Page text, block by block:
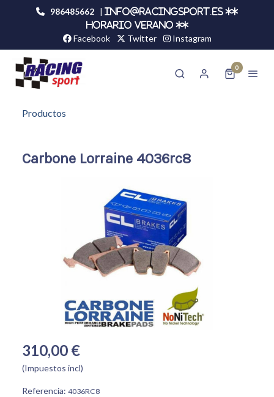
986485662 |
info@racingsport.es **
HORARIO VERANO **
Facebook Twitter Instagram
0
Productos
Carbone Lorraine 4036rc8
310,00 €
(Impuestos incl)
Referencia: 4036RC8